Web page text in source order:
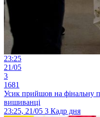
23:25
21/05
3
1681
Усик прийшов на фінальну
вишиванці
23:25, 21/05 3 Кадр дня